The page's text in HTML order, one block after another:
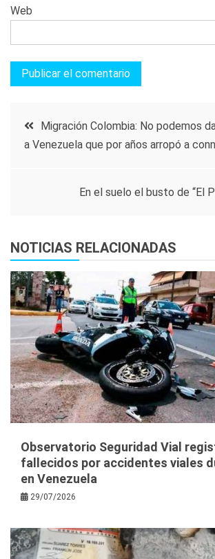
Web
Navegación
entradas
Migración Colombia: No podemos
a Venezuela que por años arropó a
En el suelo el busto de “El
NOTICIAS RELACIONADAS
Observatorio Seguridad Vial
fallecidos por accidentes viales
en Venezuela
29/07/2026